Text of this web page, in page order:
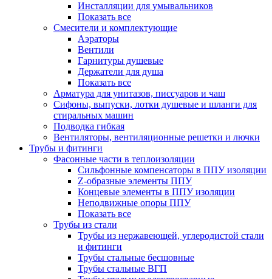
Инсталляции для умывальников
Показать все
Смесители и комплектующие
Аэраторы
Вентили
Гарнитуры душевые
Держатели для душа
Показать все
Арматура для унитазов, писсуаров и чаш
Сифоны, выпуски, лотки душевые и шланги для
стиральных машин
Подводка гибкая
Вентиляторы, вентиляционные решетки и лючки
Трубы и фитинги
Фасонные части в теплоизоляции
Cильфонные компенсаторы в ППУ изоляции
Z-образные элементы ППУ
Концевые элементы в ППУ изоляции
Неподвижные опоры ППУ
Показать все
Трубы из стали
Трубы из нержавеющей, углеродистой стали
и фитинги
Трубы стальные бесшовные
Трубы стальные ВГП